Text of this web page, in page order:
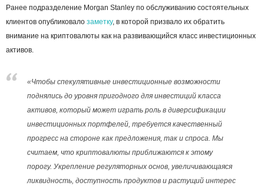
Ранее подразделение Morgan Stanley по обслуживанию состоятельных
клиентов опубликовало заметку, в которой призвало их обратить
внимание на криптовалюты как на развивающийся класс инвестиционных
активов.
«Чтобы спекулятивные инвестиционные возможности
поднялись до уровня пригодного для инвестиций класса
активов, который может играть роль в диверсификации
инвестиционных портфелей, требуется качественный
прогресс на стороне как предложения, так и спроса. Мы
считаем, что криптовалюты приближаются к этому
порогу. Укрепление регуляторных основ, увеличивающаяся
ликвидность, доступность продуктов и растущий интерес